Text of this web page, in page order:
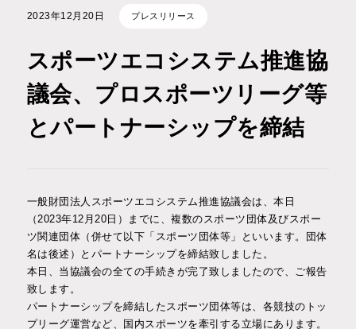
お知らせ
公表物
対談企画
インタビュー
2023年12⽉20⽇ プレスリリース
スポーツエコシステム推進協
議会、プロスポーツリーグ等
とパートナーシップを締結
一般財団法人スポーツエコシステム推進協議会は、本日
（2023年12月20日）までに、複数のスポーツ団体及びスポー
ツ関連団体（併せて以下「スポーツ団体等」といいます。団体
名は後述）とパートナーシップを締結致しました。
本日、当協議会の全ての手続きが完了致しましたので、ご報告
致します。
パートナーシップを締結したスポーツ団体等は、各競技のトッ
プリーグ運営など、国内スポーツを牽引する立場にあります。